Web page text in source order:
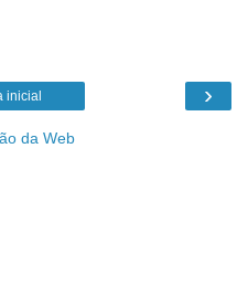
›
inicial
da Web